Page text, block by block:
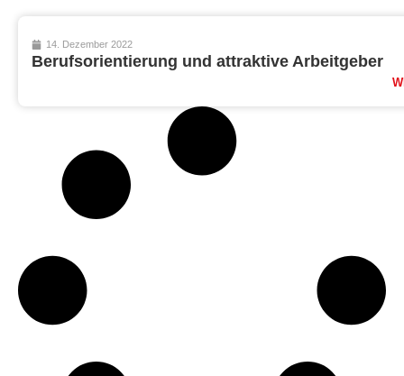
14. Dezember 2022
Berufsorientierung und attraktive Arbeitgeber